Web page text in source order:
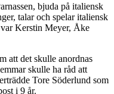
bjuda på italiensk
talar och spelar italiensk
var Kerstin Meyer, Åke
att det skulle anordnas
skulle ha råd att
Tore Söderlund som
i 9 år.